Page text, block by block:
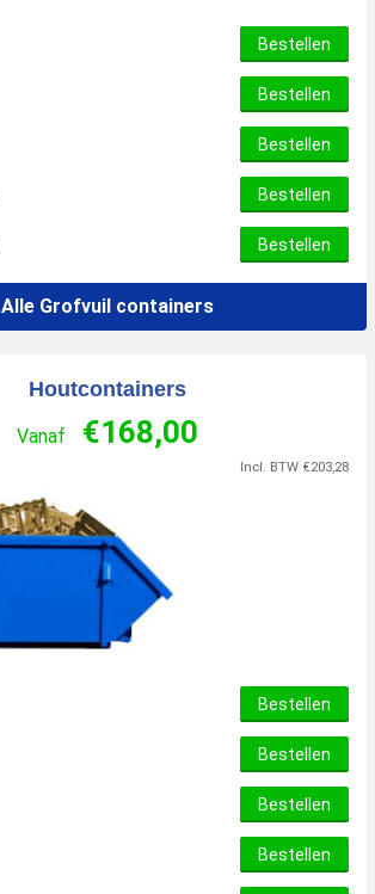
Bestellen
Bestellen
Bestellen
Bestellen
Bestellen
Alle Grofvuil containers
Houtcontainers
Vanaf €168,00
Incl. BTW €203,28
Bestellen
Bestellen
Bestellen
Bestellen